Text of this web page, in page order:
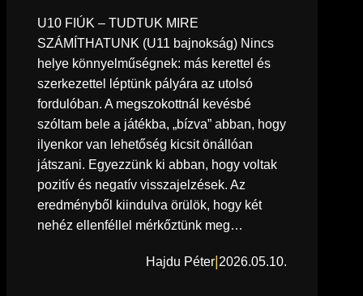
U10 FIÚK – TUDTUK MIRE
SZÁMÍTHATUNK (U11 bajnokság) Nincs
helye könnyelműségnek: más kerettel és
szerkezettel léptünk pályára az utolsó
fordulóban. A megszokottnál kevésbé
szóltam bele a játékba, „bízva” abban, hogy
ilyenkor van lehetőség kicsit önállóan
játszani. Egyezzünk ki abban, hogy voltak
pozitív és negatív visszajelzések. Az
eredményből kiindulva örülök, hogy két
nehéz ellenféllel mérkőztünk meg…
Hajdu Péter 2026.05.10.